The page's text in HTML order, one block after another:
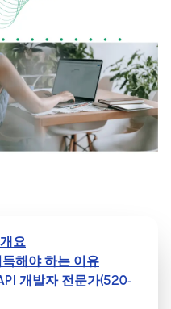
요
해야 하는 이유
개발자 전문가(520-